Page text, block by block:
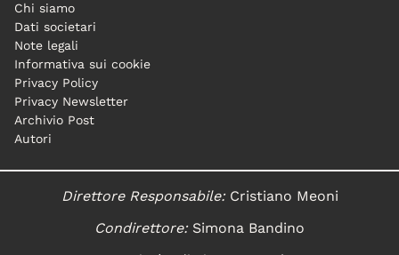
Chi siamo
Dati societari
Note legali
Informativa sui cookie
Privacy Policy
Privacy Newsletter
Archivio Post
Autori
Direttore Responsabile:Cristiano Meoni
Condirettore:Simona Bandino